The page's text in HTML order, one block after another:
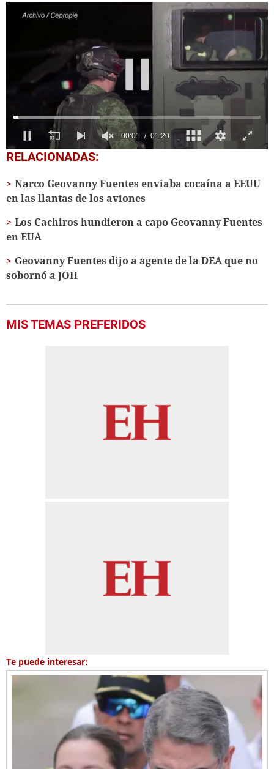
0
of
minute,
seconds
RELACIONADAS:
Narco Geovanny Fuentes enviaba cocaína a EEUU
en las llantas de los aviones
Los Cachiros hundieron a capo Geovanny Fuentes
en EUA
Geovanny Fuentes dijo a agente de la DEA que no
sobornó a JOH
MIS TEMAS PREFERIDOS
Te puede interesar: